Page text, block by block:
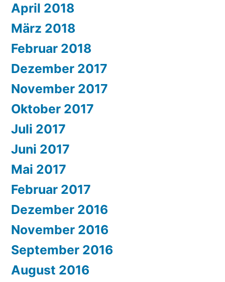
April 2018
März 2018
Februar 2018
Dezember 2017
November 2017
Oktober 2017
Juli 2017
Juni 2017
Mai 2017
Februar 2017
Dezember 2016
November 2016
September 2016
August 2016